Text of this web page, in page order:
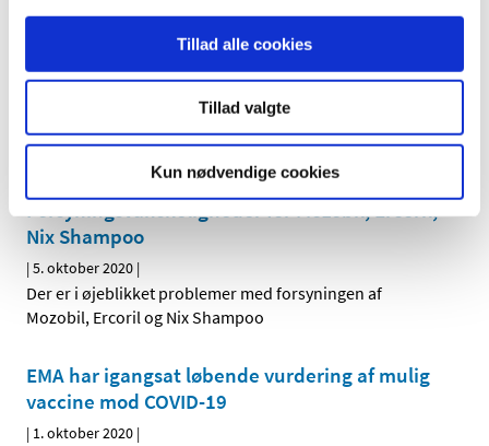
Tillad alle cookies
Tillad valgte
Kun nødvendige cookies
EMA: Åbenhed og videnskabelig
uafhængighed grundlag for godkendelse af
vacciner mod COVID-19 i EU
Det europæiske medicinalagentur EMA har offentliggjort
en meddelelse om, agenturets høje standarder for…
Forsyningsvanskeligheder for Mozobil, Ercoril,
Nix Shampoo
| 5. oktober 2020 |
Der er i øjeblikket problemer med forsyningen af
Mozobil, Ercoril og Nix Shampoo
EMA har igangsat løbende vurdering af mulig
vaccine mod COVID-19
| 1. oktober 2020 |